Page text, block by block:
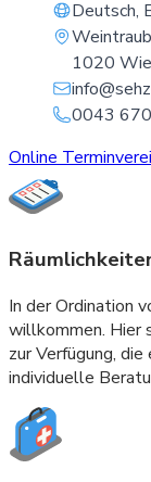
Deutsch,
1020
0043
Online
In der Ordination
willkommen. Hier
zur Verfügung,
individuelle